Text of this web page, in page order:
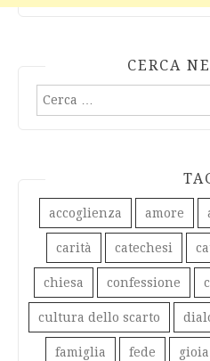
CERCA
Ricerca
per:
accoglienza amore
carità catechesi
chiesa confessione
cultura dello scarto
famiglia fede gioia